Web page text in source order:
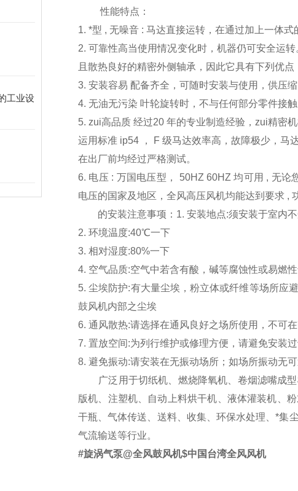
工业设
性能特点：
1. *型 , 无噪音 : 马达直接运转，在通过加上一体
2. 可靠性高当使用情况变化时，机器仍可安全运
且散热良好的精密外侧轴承，因此它具有下列优
3. 安装容易 配备齐全，可随时安装与使用，供压
4. 无油无污染 叶轮旋转时，不与任何部分零件接
5. zui高品质 经过20 年的专业制造经验，zui精密
运用标准 ip54 ， F 级马达效率高，故障极少，马
在出厂前均经过严格测试。
6. 电压 : 万国电压型， 50HZ 60HZ 均可用 , 无
电压的国家及地区，全风高压风机均能达到要求 ,
的安装注意事项：1. 安装地点:须安装于室内
2. 环境温度:40℃一下
3. 相对湿度:80%一下
4. 空气品质:空气中若含有酸，碱等腐蚀性或易燃
5. 尘埃防护:有大量尘埃，粉立体或纤维等场所应
鼓风机内部之尘埃
6. 通风散热:请选择在通风良好之场所使用，不可
7. 置放空间:为列行维护或修理方便，请避免安装
8. 避免振动:请安装在无振动场所；如场所振动无
广泛用于切纸机、燃烧降氧机、卷烟滤嘴成
版机、注塑机、自动上料烘干机、液体灌装机、
干瓶、气体传送、送料、收集、环保水处理、*集
气流输送等行业。
#旋涡气泵@全风鼓风机$中国台湾全风风机